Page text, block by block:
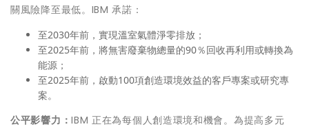
關風險降至最低。IBM 承諾：
至2030年前，實現溫室氣體淨零排放；
至2025年前，將無害廢棄物總量的90％回收再利用或轉換為
能源；
至2025年前，啟動100項創造環境效益的客戶專案或研究專
案。
公平影響力：IBM 正在為每個人創造環境和機會。為提高多元